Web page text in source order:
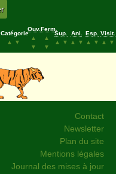
Catégorie
▲
▼
Ouv.
▲
▼
Ferm.
▲
▼
Sup.
▲
▼
Ani.
▲
▼
Esp.
▲
▼
Visit.
▲
▼
Contact
Newsletter
Plan du site
Mentions légales
Journal des mises à jour